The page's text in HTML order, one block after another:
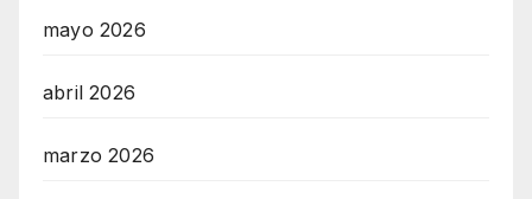
mayo 2026
abril 2026
marzo 2026